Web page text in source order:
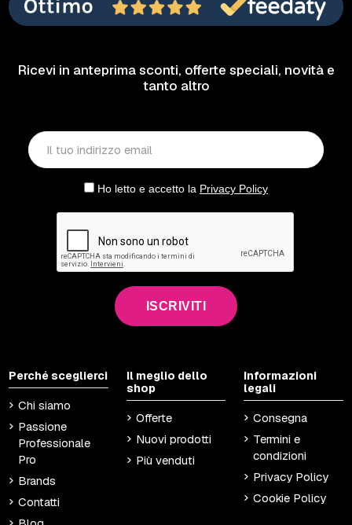
Ricevi in anteprima sconti, offerte speciali, novità e
tanto altro
Ho letto e accetto la Privacy Policy
ISCRIVITI
Perché sceglierci
Chi siamo
Passione
Professionale
Pro
Brands
Contatti
Il meglio dello
shop
Offerte
Nuovi prodotti
Più venduti
Informazioni
legali
Consegna
Termini e
condizioni
Privacy Policy
Cookie Policy